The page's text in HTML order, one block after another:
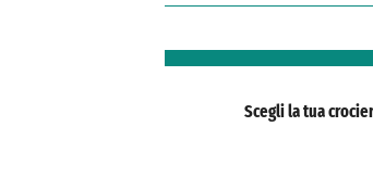
Scegli la tua